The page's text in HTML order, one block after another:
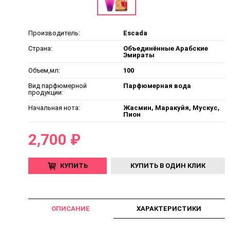
Производитель:
Escada
Страна:
Объединённые Арабские
Эмираты
Объем,мл:
100
Вид парфюмерной
продукции:
Парфюмерная вода
Начальная нота:
Жасмин, Маракуйя, Мускус,
Пион
2,700 ₽
КУПИТЬ КУПИТЬ В ОДИН КЛИК
ОПИСАНИЕ ХАРАКТЕРИСТИКИ